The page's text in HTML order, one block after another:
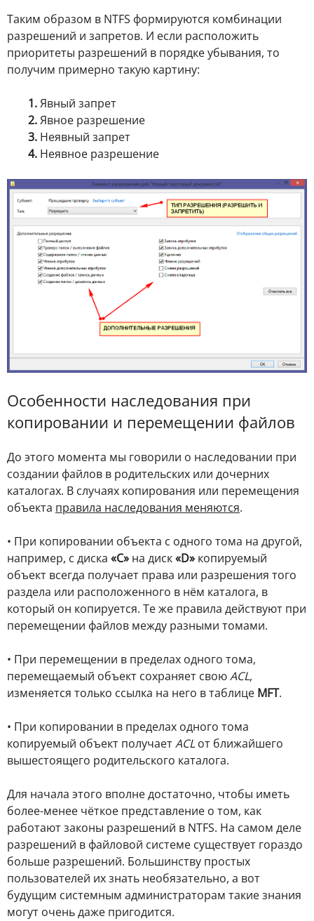
Таким образом в NTFS формируются комбинации
разрешений и запретов. И если расположить
приоритеты разрешений в порядке убывания, то
получим примерно такую картину:
1.Явный запрет
2.Явное разрешение
3. Неявный запрет
4. Неявное разрешение
Особенности наследования при
копировании и перемещении файлов
До этого момента мы говорили о наследовании при
создании файлов в родительских или дочерних
каталогах. В случаях копирования или перемещения
объекта правила наследования меняются.
• При копировании объекта с одного тома на другой,
например, с диска «С» на диск«D» копируемый
объект всегда получает права или разрешения того
раздела или расположенного в нём каталога, в
который он копируется. Те же правила действуют при
перемещении файлов между разными томами.
• При перемещении в пределах одного тома,
перемещаемый объект сохраняет своюACL,
изменяется только ссылка на него в таблице MFT.
• При копировании в пределах одного тома
копируемый объект получаетACL от ближайшего
вышестоящего родительского каталога.
Для начала этого вполне достаточно, чтобы иметь
более-менее чёткое представление о том, как
работают законы разрешений в NTFS. На самом деле
разрешений в файловой системе существует гораздо
больше разрешений. Большинству простых
пользователей их знать необязательно, а вот
будущим системным администраторам такие знания
могут очень даже пригодится.